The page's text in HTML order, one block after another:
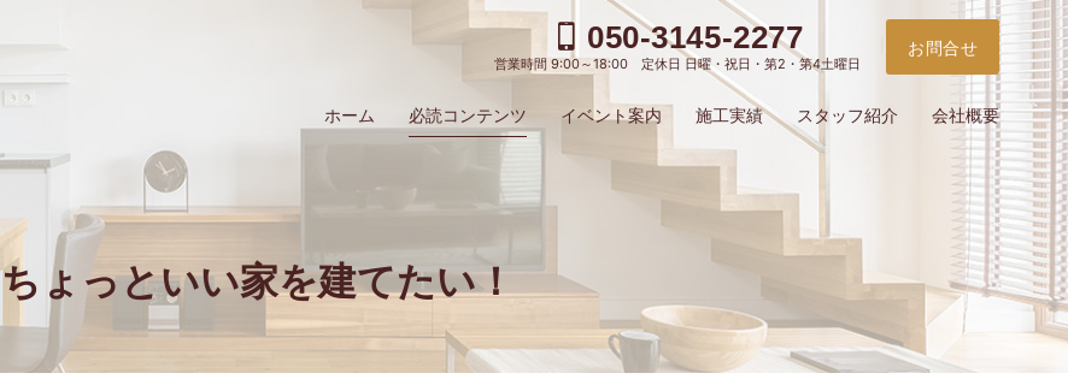
ちょっといい家を建てたい！
ホーム 必読コンテンツ イベント案内 施工実績 スタッフ紹介 会社概要
050-3145-2277
営業時間 9:00～18:00 定休日 日曜・祝日・第2・第4土曜日
お問合せ